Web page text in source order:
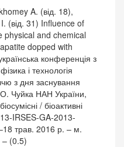
A. (від. 18),
(від. 31) Influence of
physical and chemical
dopped with
конференція з
і технологія
з дня заснування
Чуйка НАН України,
/ біоактивні
IRSES-GA-2013-
трав. 2016 р. – м.
– (0.5)